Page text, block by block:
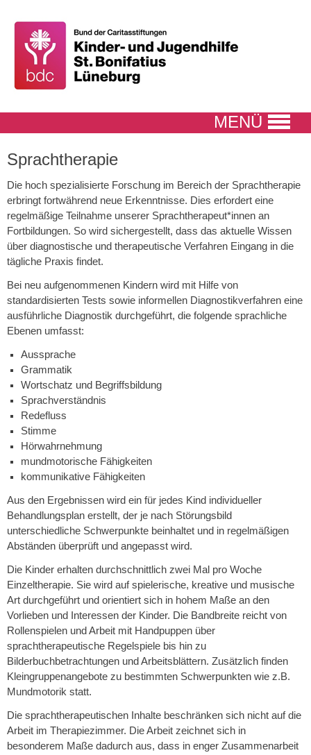
MENÜ
Sprachtherapie
Die hoch spezialisierte Forschung im Bereich der Sprachtherapie
erbringt fortwährend neue Erkenntnisse. Dies erfordert eine
regelmäßige Teilnahme unserer Sprachtherapeut*innen an
Fortbildungen. So wird sichergestellt, dass das aktuelle Wissen
über diagnostische und therapeutische Verfahren Eingang in die
tägliche Praxis findet.
Bei neu aufgenommenen Kindern wird mit Hilfe von
standardisierten Tests sowie informellen Diagnostikverfahren eine
ausführliche Diagnostik durchgeführt, die folgende sprachliche
Ebenen umfasst:
Aussprache
Grammatik
Wortschatz und Begriffsbildung
Sprachverständnis
Redefluss
Stimme
Hörwahrnehmung
mundmotorische Fähigkeiten
kommunikative Fähigkeiten
Aus den Ergebnissen wird ein für jedes Kind individueller
Behandlungsplan erstellt, der je nach Störungsbild
unterschiedliche Schwerpunkte beinhaltet und in regelmäßigen
Abständen überprüft und angepasst wird.
Die Kinder erhalten durchschnittlich zwei Mal pro Woche
Einzeltherapie. Sie wird auf spielerische, kreative und musische
Art durchgeführt und orientiert sich in hohem Maße an den
Vorlieben und Interessen der Kinder. Die Bandbreite reicht von
Rollenspielen und Arbeit mit Handpuppen über
sprachtherapeutische Regelspiele bis hin zu
Bilderbuchbetrachtungen und Arbeitsblättern. Zusätzlich finden
Kleingruppenangebote zu bestimmten Schwerpunkten wie z.B.
Mundmotorik statt.
Die sprachtherapeutischen Inhalte beschränken sich nicht auf die
Arbeit im Therapiezimmer. Die Arbeit zeichnet sich in
besonderem Maße dadurch aus, dass in enger Zusammenarbeit